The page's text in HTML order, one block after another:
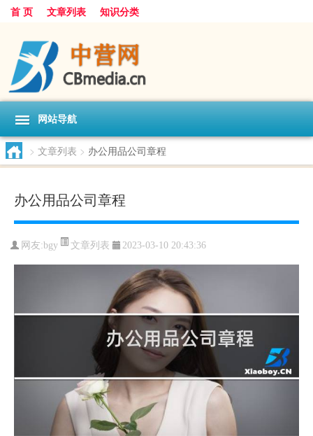
首 页 文章列表 知识分类
网站导航
> 文章列表 > 办公用品公司章程
办公用品公司章程
网友:bgy 文章列表 2023-03-10 20:43:36